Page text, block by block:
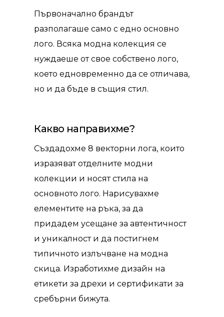
Първоначално брандът
разполагаше само с едно основно
лого. Всяка модна колекция се
нуждаеше от свое собствено лого,
което едновременно да се отличава,
но и да бъде в същия стил.
Какво направихме?
Създадохме 8 векторни лога, които
изразяват отделните модни
колекции и носят стила на
основното лого. Нарисувахме
елементите на ръка, за да
придадем усещане за автентичност
и уникалност и да постигнем
типичното излъчване на модна
скица. Изработихме дизайн на
етикети за дрехи и сертификати за
сребърни бижута.